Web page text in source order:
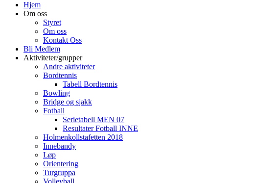
Hjem
Om oss
Styret
Om oss
Kontakt Oss
Bli Medlem
Aktiviteter/grupper
Andre aktiviteter
Bordtennis
Tabell Bordtennis
Bowling
Bridge og sjakk
Fotball
Serietabell MEN 07
Resultater Fotball INNE
Holmenkollstafetten 2018
Innebandy
Løp
Orientering
Turgruppa
Volleyball